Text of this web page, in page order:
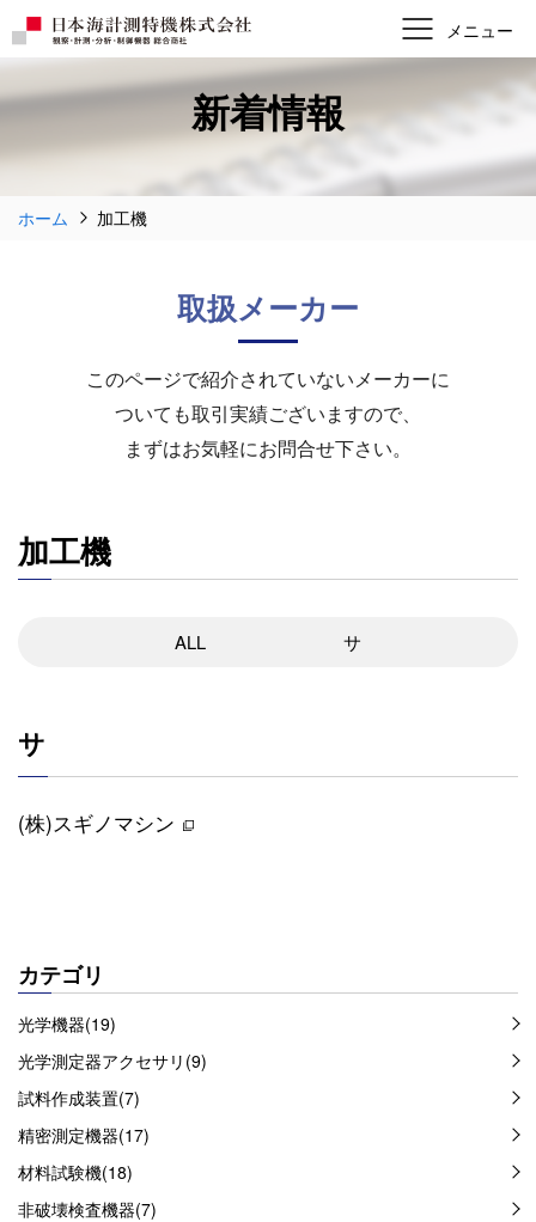
新着情報
ホーム 加工機
取扱メーカー
このページで紹介されていないメーカーに
ついても取引実績ございますので、
まずはお気軽にお問合せ下さい。
加工機
ALL サ
サ
(株)スギノマシン
カテゴリ
光学機器(19)
光学測定器アクセサリ(9)
試料作成装置(7)
精密測定機器(17)
材料試験機(18)
非破壊検査機器(7)